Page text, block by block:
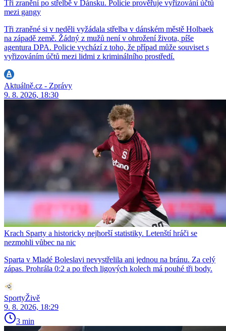
Tři zranění po střelbě v Dánsku. Policie prověřuje vyřizování účtů
mezi gangy
Tři zraněné si v neděli vyžádala střelba v dánském městě Holbaek
na západě země. Žádný z mužů není v ohrožení života, píše
agentura DPA. Policie vychází z toho, že případ může souviset s
vyřizováním účtů mezi lidmi z kriminálního prostředí.
Aktuálně.cz - Zprávy
9. 8. 2026, 18:30
Krach Sparty a historicky nejhorší statistiky. Letenští hráči se
nezmohli vůbec na nic
Sparta v Mladé Boleslavi nevystřelila ani jednou na bránu. Za celý
zápas. Prohrála 0:2 a po třech ligových kolech má pouhé tři body.
SportyŽivě
9. 8. 2026, 18:29
3 min